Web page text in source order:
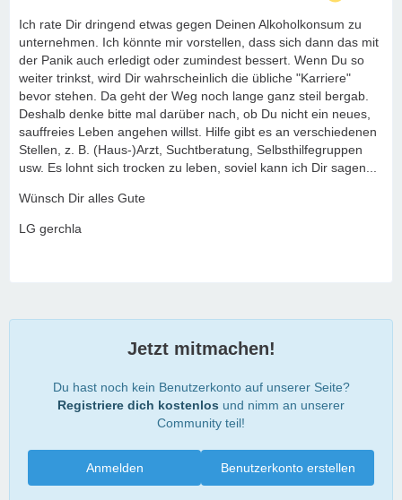
Ich rate Dir dringend etwas gegen Deinen Alkoholkonsum zu
unternehmen. Ich könnte mir vorstellen, dass sich dann das mit
der Panik auch erledigt oder zumindest bessert. Wenn Du so
weiter trinkst, wird Dir wahrscheinlich die übliche "Karriere"
bevor stehen. Da geht der Weg noch lange ganz steil bergab.
Deshalb denke bitte mal darüber nach, ob Du nicht ein neues,
sauffreies Leben angehen willst. Hilfe gibt es an verschiedenen
Stellen, z. B. (Haus-)Arzt, Suchtberatung, Selbsthilfegruppen
usw. Es lohnt sich trocken zu leben, soviel kann ich Dir sagen...
Wünsch Dir alles Gute
LG gerchla
Jetzt mitmachen!
Du hast noch kein Benutzerkonto auf unserer Seite?
Registriere dich kostenlos und nimm an unserer
Community teil!
Benutzerkonto erstellen
Anmelden